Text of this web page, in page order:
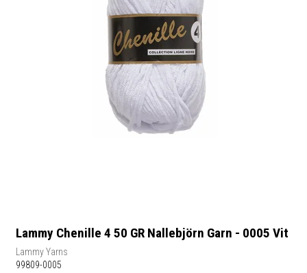
Lammy Chenille 4 50 GR Nallebjörn Garn - 0005 Vit
Lammy Yarns
99809-0005